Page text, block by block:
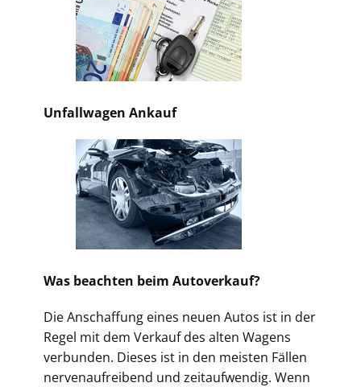
Unfallwagen Ankauf
Was beachten beim Autoverkauf?
Die Anschaffung eines neuen Autos ist in der
Regel mit dem Verkauf des alten Wagens
verbunden. Dieses ist in den meisten Fällen
nervenaufreibend und zeitaufwendig. Wenn